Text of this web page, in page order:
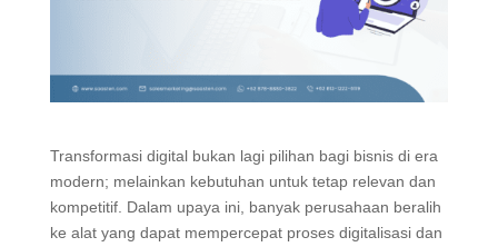
Transformasi digital bukan lagi pilihan bagi bisnis di era
modern; melainkan kebutuhan untuk tetap relevan dan
kompetitif. Dalam upaya ini, banyak perusahaan beralih
ke alat yang dapat mempercepat proses digitalisasi dan